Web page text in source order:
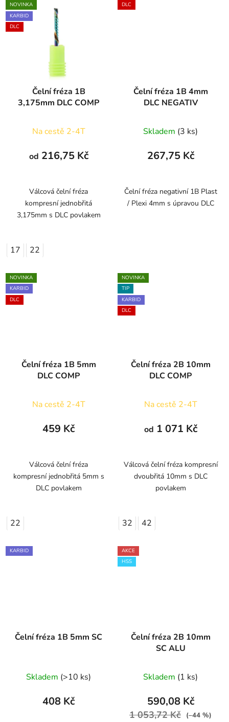
NOVINKA
KARBID
DLC
Čelní fréza 1B
3,175mm DLC COMP
Na cestě 2-4T
od 216,75 Kč
Válcová čelní fréza
kompresní jednobřitá
3,175mm s DLC povlakem
17 22
DLC
Čelní fréza 1B 4mm
DLC NEGATIV
Skladem (3 ks)
267,75 Kč
Čelní fréza negativní 1B Plast
/ Plexi 4mm s úpravou DLC
NOVINKA
KARBID
DLC
Čelní fréza 1B 5mm
DLC COMP
Na cestě 2-4T
459 Kč
Válcová čelní fréza
kompresní jednobřitá 5mm s
DLC povlakem
22
NOVINKA
TIP
KARBID
DLC
Čelní fréza 2B 10mm
DLC COMP
Na cestě 2-4T
od 1 071 Kč
Válcová čelní fréza kompresní
dvoubřitá 10mm s DLC
povlakem
32 42
KARBID
Čelní fréza 1B 5mm SC
Skladem (>10 ks)
408 Kč
AKCE
HSS
Čelní fréza 2B 10mm
SC ALU
Skladem (1 ks)
590,08 Kč
1 053,72 Kč (–44 %)